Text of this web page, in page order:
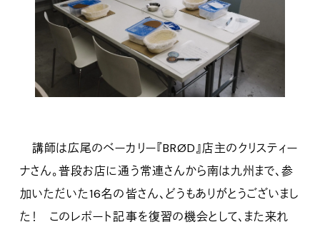
講師は広尾のベーカリー『BRØD』店主のクリスティー
ナさん。普段お店に通う常連さんから南は九州まで、参
加いただいた16名の皆さん、どうもありがとうございまし
た！ このレポート記事を復習の機会として、また来れ